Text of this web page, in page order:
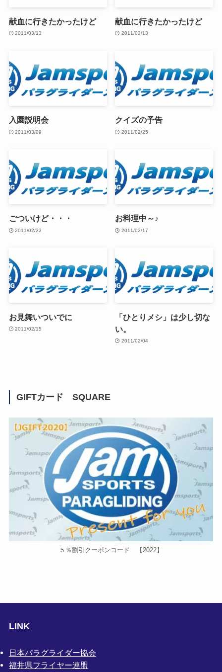
献血に行きたかったけど
2011/03/13
献血に行きたかったけど
2011/03/13
入園説明会
2011/03/09
クイズの予告
2011/02/25
ごついけど・・・
2011/02/23
お料理中～♪
2011/02/17
お見舞いついでに
2011/02/15
「ひとりメシ」は少し切な
い。
2011/02/04
GIFTカード SQUARE
５％割引クーポンコード 【2022】
LINK
日本パラグライダー協会
福井県フライヤー連盟